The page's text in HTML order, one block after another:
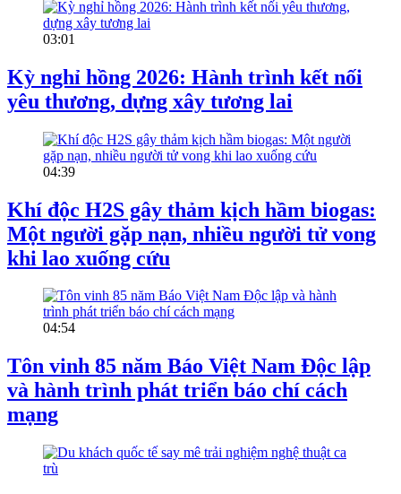
03:01
Kỳ nghỉ hồng 2026: Hành trình kết nối
yêu thương, dựng xây tương lai
04:39
Khí độc H2S gây thảm kịch hầm biogas:
Một người gặp nạn, nhiều người tử vong
khi lao xuống cứu
04:54
Tôn vinh 85 năm Báo Việt Nam Độc lập
và hành trình phát triển báo chí cách
mạng